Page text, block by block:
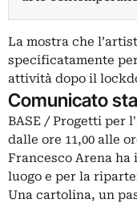
La mostra che
specificatamente
attività dopo il
Comunicato
BASE / Progetti per
dalle ore 11,00 alle
Francesco Arena
luogo e per la
Una cartolina, un